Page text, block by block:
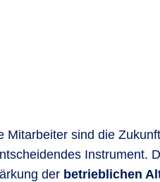
Mitarbeiter sind die
Instrument.
der betrieblichen